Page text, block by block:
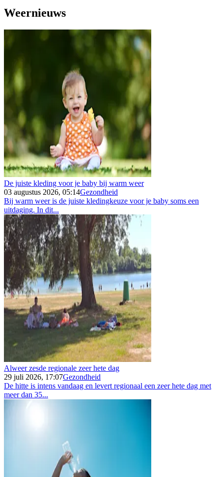
Weernieuws
De juiste kleding voor je baby bij warm weer
03 augustus 2026, 05:14Gezondheid
Bij warm weer is de juiste kledingkeuze voor je baby soms een
uitdaging. In dit...
Alweer zesde regionale zeer hete dag
29 juli 2026, 17:07Gezondheid
De hitte is intens vandaag en levert regionaal een zeer hete dag met
meer dan 35...